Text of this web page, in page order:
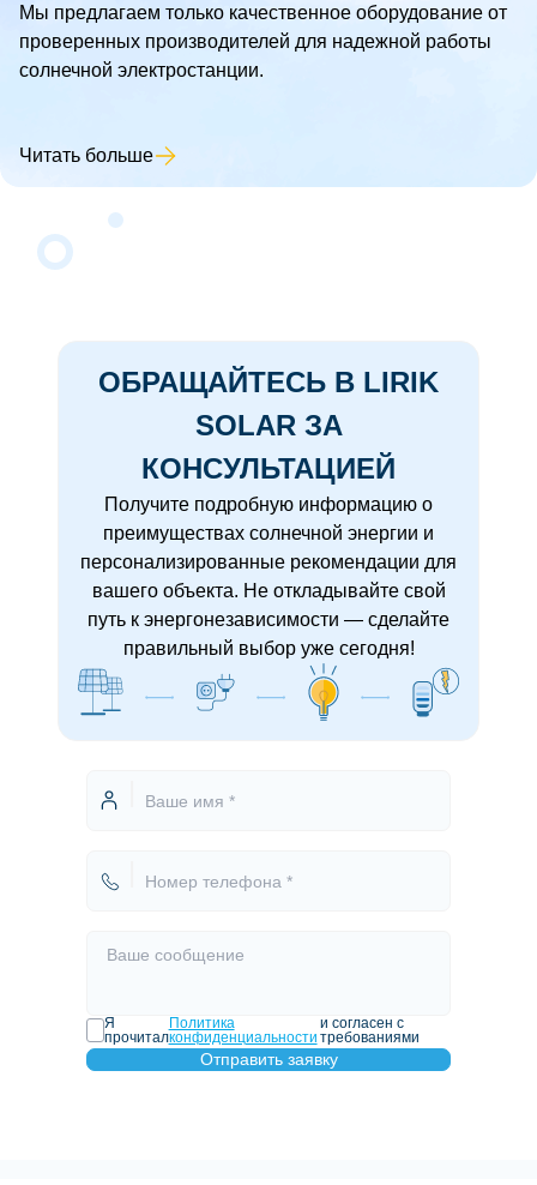
Мы предлагаем только качественное оборудование от
проверенных производителей для надежной работы
солнечной электростанции.
Читать больше
ОБРАЩАЙТЕСЬ В LIRIK
SOLAR ЗА
КОНСУЛЬТАЦИЕЙ
Получите подробную информацию о
преимуществах солнечной энергии и
персонализированные рекомендации для
вашего объекта. Не откладывайте свой
путь к энергонезависимости — сделайте
правильный выбор уже сегодня!
Я
прочитал
Политика
конфиденциальности
и согласен с
требованиями
Отправить заявку